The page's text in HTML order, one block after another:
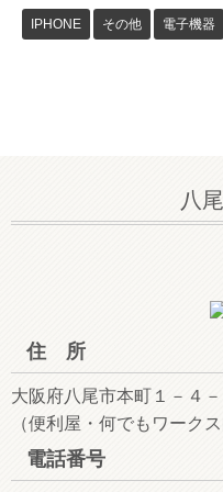
IPHONE その他 電子機器
八
住 所
大阪府八尾市本町１－４－
（便利屋・何でもワークス
電話番号